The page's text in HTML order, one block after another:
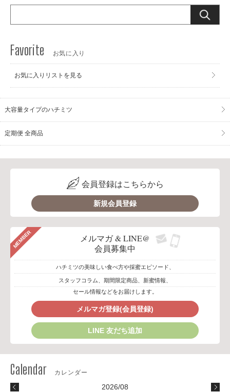
お気に入り
お気に入りリストを見る
大容量タイプのハチミツ
定期便 全商品
会員登録はこちらから
新規会員登録
MEMBER
メルマガ & LINE@
会員募集中
ハチミツの美味しい食べ方や採蜜エピソード、
スタッフコラム、期間限定商品、新蜜情報、
セール情報などをお届けします。
メルマガ登録(会員登録)
LINE 友だち追加
2026/08